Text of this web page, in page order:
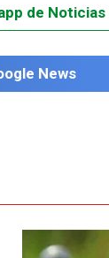
de Noticias
News